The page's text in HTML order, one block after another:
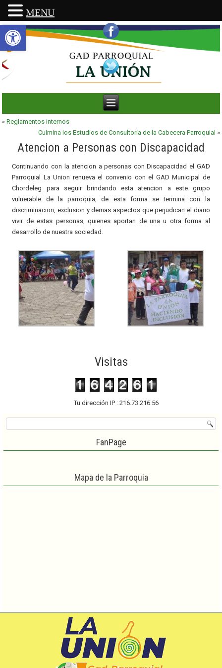
Abrir barra de herramientas
«Reglamentos internos
Culmina los Estudios de Consultoria de la Cabecera Parroquial »
Atencion a Personas con Discapacidad
Continuando con la atencion a personas con Discapacidad el GAD
Parroquial La Union renueva el convenio con el GAD Municipal de
Chordeleg para seguir brindando esta atencion a este grupo
vulnerable de la parroquia, de esta forma se termina con la
discriminacion, exclusion y demas aspectos que perjudican el diario
vivir de estas personas, quienes aportan de una u otra forma al
desarrollo de nuestra sociedad.
Visitas
Tu dirección IP : 216.73.216.56
FanPage
Mapa de la Parroquia
MENU